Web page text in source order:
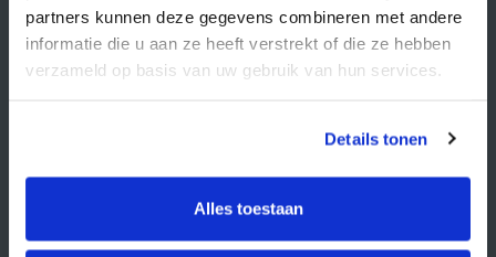
partners kunnen deze gegevens combineren met andere
informatie die u aan ze heeft verstrekt of die ze hebben
verzameld op basis van uw gebruik van hun services.
Details tonen
Alles toestaan
KvK nummer: 66384737
Retourbeleid